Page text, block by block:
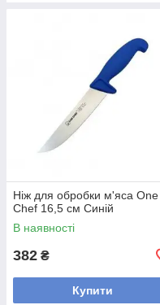
Ніж для обробки м'яса One
Chef 16,5 см Синій
В наявності
382 ₴
Купити